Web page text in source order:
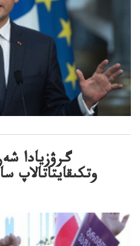
گرۋزيادا
وتكىقايتاتالاپ